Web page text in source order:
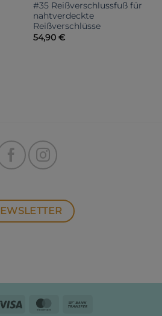
#35 Reißverschlussfuß für
nahtverdeckte
Reißverschlüsse
54,90 €
Visa MasterCard